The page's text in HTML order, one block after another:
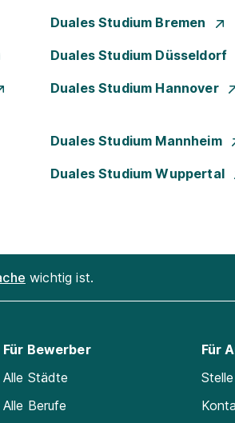
Duales Studium Bremen
Duales Studium Düsseldorf
Duales Studium Hannover
Duales Studium Mannheim
Duales Studium Wuppertal
wichtig ist.
Für Bewerber
Alle Städte
Alle Berufe
Für